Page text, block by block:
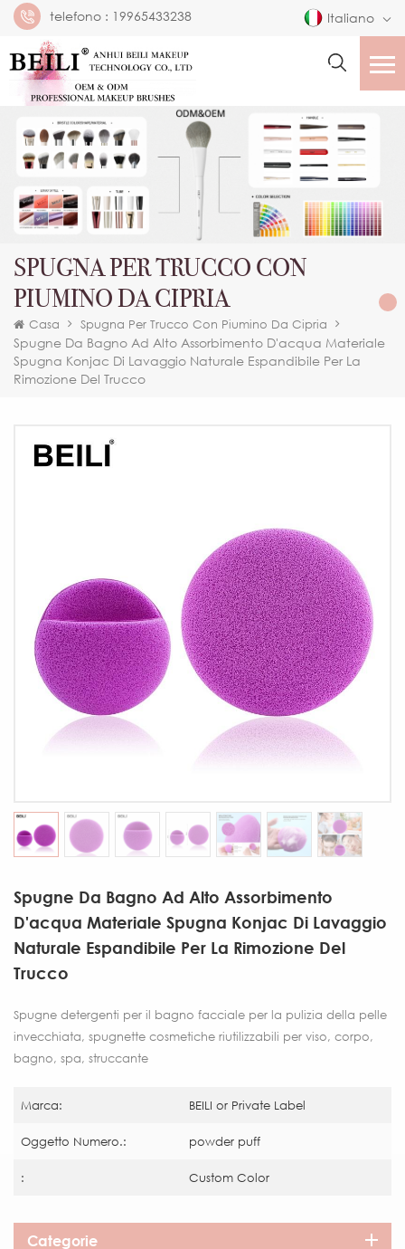
telefono : 19965433238 Italiano
SPUGNA PER TRUCCO CON
PIUMINO DA CIPRIA
Casa Spugna Per Trucco Con Piumino Da Cipria
Spugne Da Bagno Ad Alto Assorbimento D'acqua Materiale
Spugna Konjac Di Lavaggio Naturale Espandibile Per La
Rimozione Del Trucco
Spugne Da Bagno Ad Alto Assorbimento
D'acqua Materiale Spugna Konjac Di Lavaggio
Naturale Espandibile Per La Rimozione Del
Trucco
Spugne detergenti per il bagno facciale per la pulizia della pelle
invecchiata, spugnette cosmetiche riutilizzabili per viso, corpo,
bagno, spa, struccante
Marca: BEILI or Private Label
Oggetto Numero.: powder puff
: Custom Color
Categorie